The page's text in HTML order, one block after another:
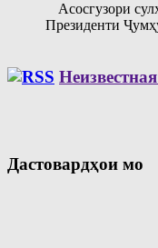
Асосгузори
Президенти
Дастовардҳои мо